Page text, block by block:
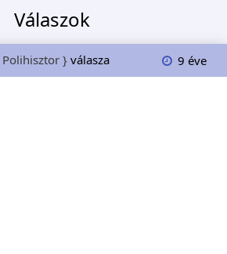
Válaszok
}válasza 9 éve